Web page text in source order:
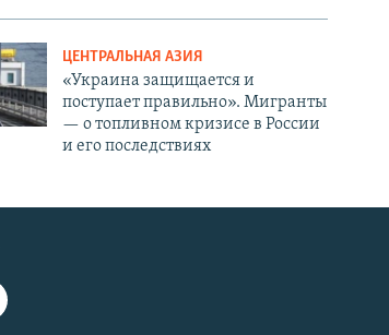
ЦЕНТРАЛЬНАЯ АЗИЯ
«Украина защищается и
поступает правильно». Мигранты
— о топливном кризисе в России
и его последствиях